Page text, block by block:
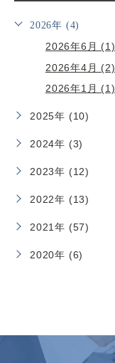
2026年 (4)
2026年6月 (1)
2026年4月 (2)
2026年1月 (1)
2025年 (10)
2024年 (3)
2023年 (12)
2022年 (13)
2021年 (57)
2020年 (6)